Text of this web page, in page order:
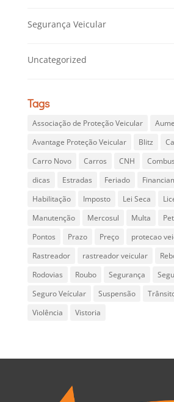
Segurança Veicular
Uncategorized
Tags
Associação de Proteção Veicular
Avantage Proteção Veicular
Blitz
Carro Novo
Carros CNH
dicas
Estradas Feriado
Habilitação
Imposto Lei Seca
Manutenção
Mercosul Multa
Pontos
Prazo Preço protecao
Rastreador
rastreador veicular
Rodovias
Roubo Segurança
Seguro Veícular
Suspensão
Violência
Vistoria